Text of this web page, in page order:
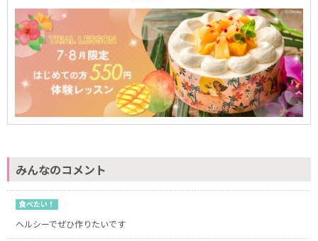
みんなのコメント
食べたい！
ヘルシーでぜひ作りたいです